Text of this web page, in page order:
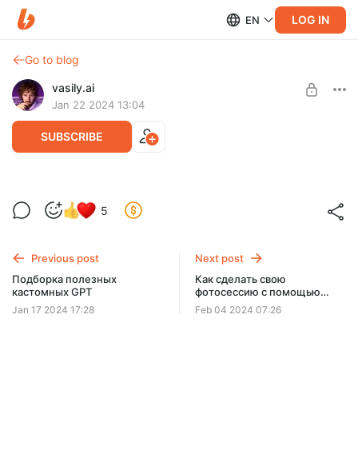
EN LOG IN
Go to blog
vasily.ai
Jan 22 2024 13:04
SUBSCRIBE
Маркетинговые фреймворки в ChatGPT
[промпты]
AIDA, JTBD, AIDA и других
SUBSCRIBE
Limited (4 remaining)
5
Previous post
Подборка полезных
кастомных GPT
Jan 17 2024 17:28
Next post
Как сделать свою
фотосессию с помощью
Нейросетей?
Feb 04 2024 07:26